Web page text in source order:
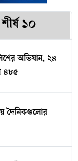
শীর্ষ ১০
অভিযান, ২৪
৪৮৫
দৈনিকগুলোর